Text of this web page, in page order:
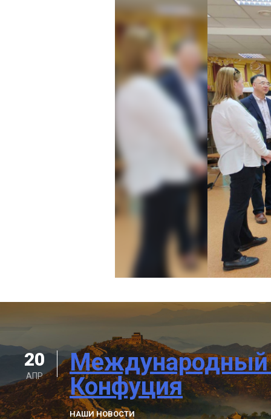
20
АПР
Международный
Конфуция
НАШИ НОВОСТИ